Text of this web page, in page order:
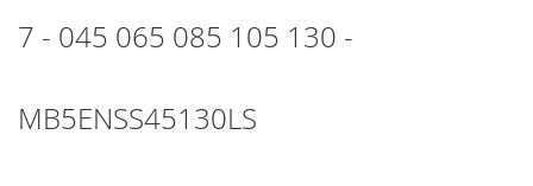
7 - 045 065 085 105 130 -
MB5ENSS45130LS
the